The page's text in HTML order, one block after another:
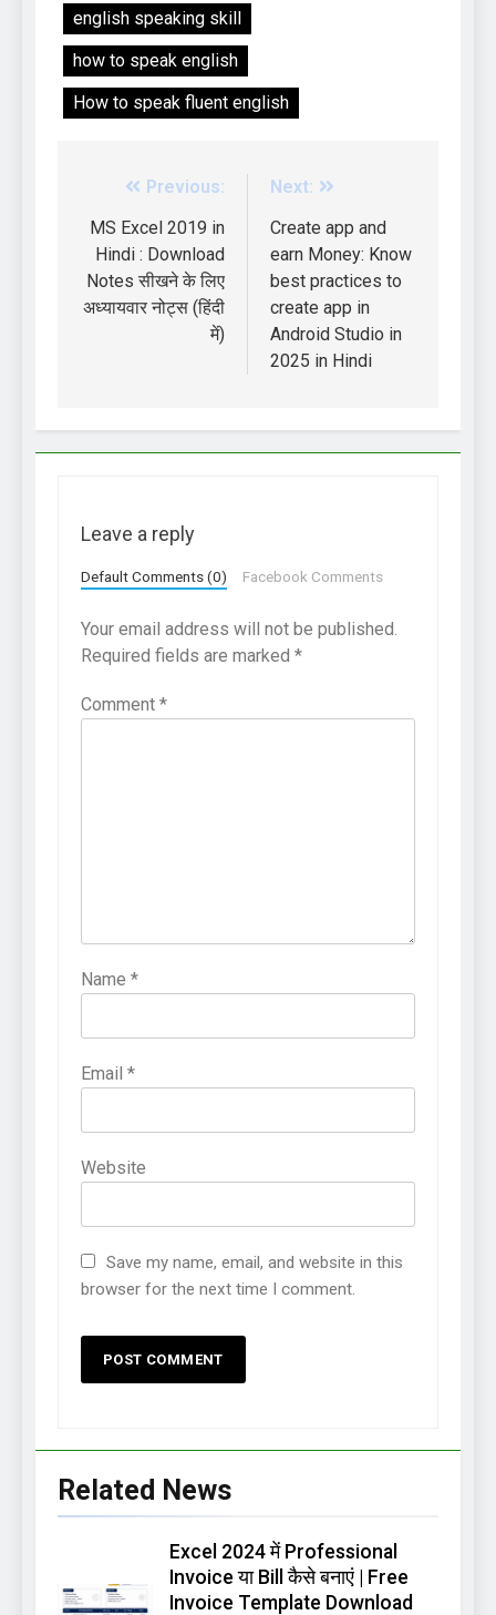
english speaking skill
how to speak english
How to speak fluent english
Previous:
MS Excel 2019 in
Hindi : Download
Notes सीखने के लिए
अध्यायवार नोट्स (हिंदी
में)
Next:
Create app and
earn Money: Know
best practices to
create app in
Android Studio in
2025 in Hindi
Leave a reply
Default Comments (0) Facebook Comments
Your email address will not be published.
Required fields are marked *
Comment *
Name *
Email *
Website
Save my name, email, and website in this
browser for the next time I comment.
Related News
Excel 2024 में Professional
Invoice या Bill कैसे बनाएं | Free
Invoice Template Download